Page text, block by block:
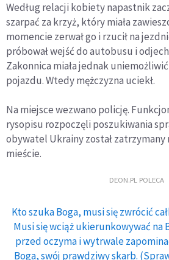
Według relacji kobiety napastnik
szarpać za krzyż, który miała
momencie zerwał go i rzucił na
próbował wejść do autobusu i
Zakonnica miała jednak
pojazdu. Wtedy mężczyzna uciekł.
Na miejsce wezwano policję.
rysopisu rozpoczęli poszukiwania
obywatel Ukrainy został zatrzymany
mieście.
DEON.PL POLECA
Kto szuka Boga, musi się zwrócić
Musi się wciąż ukierunkowywać na
przed oczyma i wytrwale
Boga, swój prawdziwy skarb.